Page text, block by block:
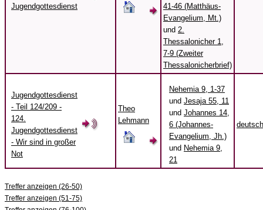
Jugendgottesdienst
41-46 (Matthäus-
Evangelium, Mt.)
und 2.
Thessalonicher 1,
7-9 (Zweiter
Thessalonicherbrief)
Jugendgottesdienst
- Teil 124/209 -
124.
Jugendgottesdienst
- Wir sind in großer
Not
Theo
Lehmann
Nehemia 9, 1-37
und Jesaja 55, 11
und Johannes 14,
6 (Johannes-
Evangelium, Jh.)
und Nehemia 9,
21
deutsch
Treffer anzeigen (26-50)
Treffer anzeigen (51-75)